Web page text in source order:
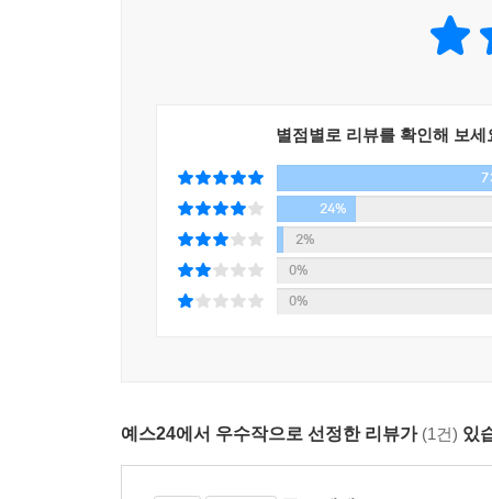
별점별로 리뷰를 확인해 보세
24%
2%
0%
0%
예스24에서 우수작으로 선정한 리뷰가 (1건) 있